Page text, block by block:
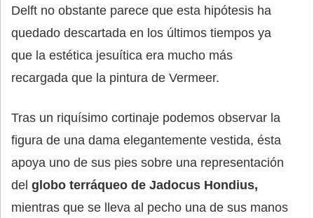
Delft no obstante parece que esta hipótesis ha
quedado descartada en los últimos tiempos ya
que la estética jesuítica era mucho más
recargada que la pintura de Vermeer.
Tras un riquísimo cortinaje podemos observar la
figura de una dama elegantemente vestida, ésta
apoya uno de sus pies sobre una representación
del globo terráqueo de Jadocus Hondius,
mientras que se lleva al pecho una de sus manos